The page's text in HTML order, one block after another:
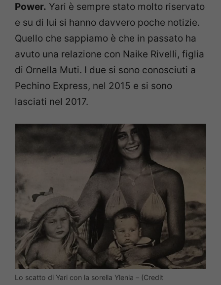
Power. Yari è sempre stato molto riservato
e su di lui si hanno davvero poche notizie.
Quello che sappiamo è che in passato ha
avuto una relazione con Naike Rivelli, figlia
di Ornella Muti. I due si sono conosciuti a
Pechino Express, nel 2015 e si sono
lasciati nel 2017.
Lo scatto di Yari con la sorella Ylenia – (Credit